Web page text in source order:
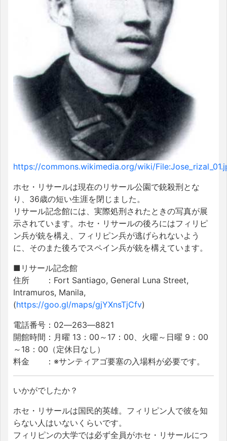
https://commons.wikimedia.org/wiki/
ホセ・リサールは現在のリサール公園で銃殺刑とな
り、36歳の短い生涯を閉じました。
リサール記念館には、実際処刑されたときの写真が展
示されています。ホセ・リサールの後ろにはフィリピ
ン兵が銃を構え、フィリピン兵が逃げられないよう
に、そのまた後ろでスペイン兵が銃を構えています。
■リサール記念館
住所 ：Fort Santiago, General Luna Street,
Intramuros, Manila,
(https://goo.gl/maps/gjYXnsTjCfv)
電話番号：02―263―8821
開館時間：月曜 13：00～17：00、火曜～日曜 9：00
～18：00（定休日なし）
料金 ：※サンティアゴ要塞の入場料が必要です。
いかがでしたか？
ホセ・リサールは国民的英雄。フィリピン人で彼を知
らない人はいないくらいです。
フィリピンの大学では必ず全員がホセ・リサールにつ